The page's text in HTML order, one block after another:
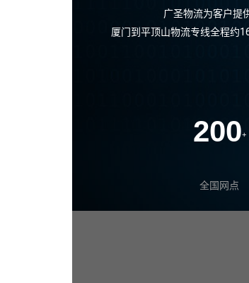
广圣物流为客户提
厦门到平顶山物流专线全程约
200+
全国网点